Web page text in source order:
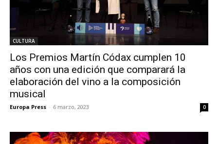
CULTURA
Los Premios Martín Códax cumplen 10
años con una edición que comparará la
elaboración del vino a la composición
musical
Europa Press - 6 marzo, 2023 0